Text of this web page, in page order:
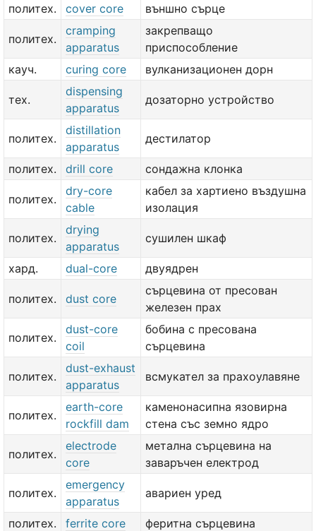
политех. cover core външно сърце
политех.
cramping
apparatus
закрепващо
приспособление
кауч.
curing core вулканизационен дорн
тех.
dispensing
apparatus
дозаторно устройство
политех.
distillation
apparatus
дестилатор
политех. drill core сондажна клонка
политех.
dry-core
cable
кабел за хартиено въздушна
изолация
политех.
drying
apparatus
сушилен шкаф
хард. dual-core двуядрен
политех. dust core
сърцевина от пресован
железен прах
политех.
dust-core
coil
бобина с пресована
сърцевина
политех.
dust-exhaust
apparatus
всмукател за прахоулавяне
политех.
earth-core
rockfill dam
каменонасипна язовирна
стена със земно ядро
политех.
electrode
core
метална сърцевина на
заваръчен електрод
политех.
emergency
apparatus
авариен уред
политех. ferrite core феритна сърцевина